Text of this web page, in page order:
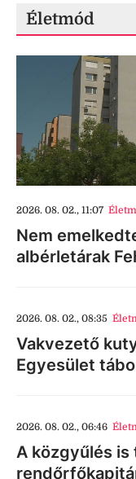
Életmód
2026. 08. 02., 11:07
Nem
albérletárak
2026. 08. 02., 08:35
Vakvezető
Egyesület
2026. 08. 02., 06:46
A közgyűlés is